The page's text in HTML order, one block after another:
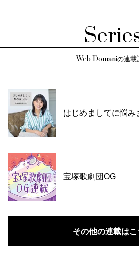
Web Domaniの連載
はじめましてに悩み
宝塚歌劇団OG
その他の連載はこ